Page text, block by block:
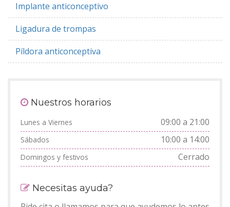
Implante anticonceptivo
Ligadura de trompas
Píldora anticonceptiva
Nuestros horarios
Lunes a Viernes 09:00 a 21:00
Sábados 10:00 a 14:00
Domingos y festivos Cerrado
Necesitas ayuda?